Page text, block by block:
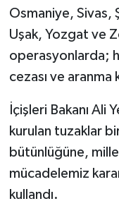
Osmaniye, Sivas,
Uşak, Yozgat ve
operasyonlarda;
cezası ve aranma
İçişleri Bakanı Ali
kurulan tuzaklar
bütünlüğüne,
mücadelemiz
kullandı.